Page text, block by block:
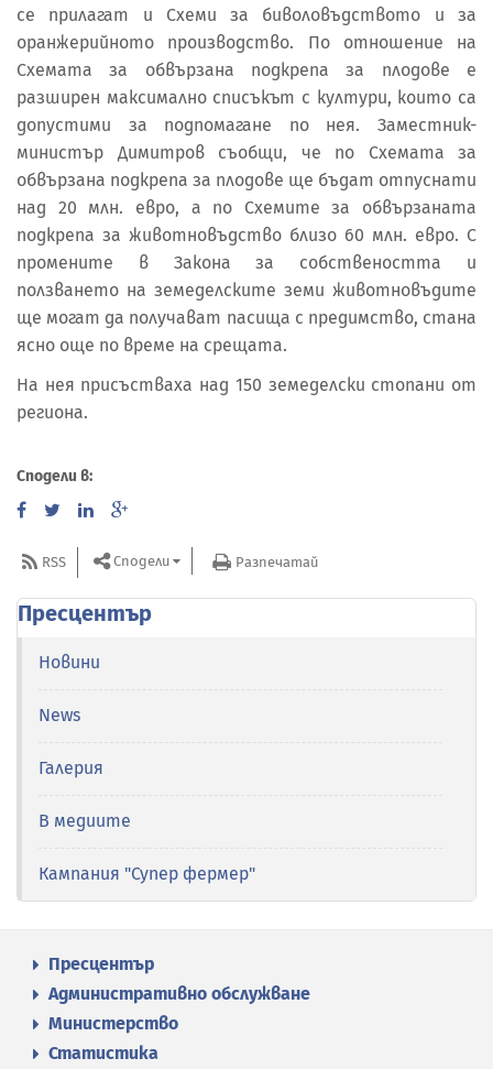
се прилагат и Схеми за биволовъдството и за
оранжерийното производство. По отношение на
Схемата за обвързана подкрепа за плодове е
разширен максимално списъкът с култури, които са
допустими за подпомагане по нея. Заместник-
министър Димитров съобщи, че по Схемата за
обвързана подкрепа за плодове ще бъдат отпуснати
над 20 млн. евро, а по Схемите за обвързаната
подкрепа за животновъдство близо 60 млн. евро. С
промените в Закона за собствеността и
ползването на земеделските земи животновъдите
ще могат да получават пасища с предимство, стана
ясно още по време на срещата.
На нея присъстваха над 150 земеделски стопани от
региона.
Сподели в:
RSS Сподели Разпечатай
Пресцентър
Новини
News
Галерия
В медиите
Кампания "Супер фермер"
Пресцентър
Административно обслужване
Министерство
Статистика